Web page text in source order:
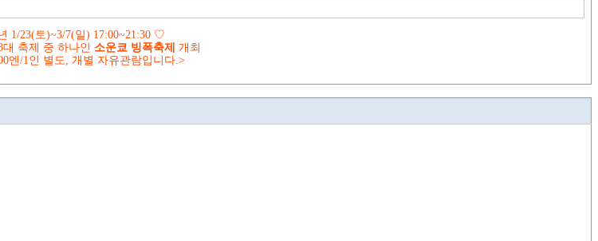
1/23(토)~3/7(일) 17:00~21:30 ♡
대 축제 중 하나인 소운쿄 빙폭축제
개최
엔/1인 별도,개별 자유관람입니다.>